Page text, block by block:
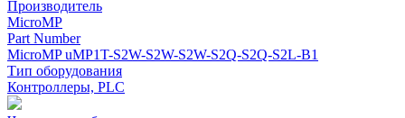
Производитель
MicroMP
Part Number
MicroMP uMP1T-S2W-S2W-S2W-S2Q-S2Q-S2L-B1
Тип оборудования
Контроллеры, PLC